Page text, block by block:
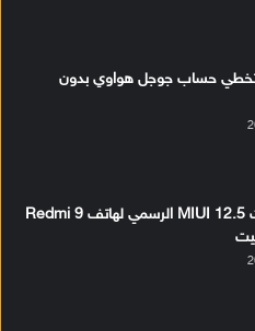
حساب جوجل هواوي بدون
تحميل تحديث MIUI 12.5 الرسمي لهاتف Redmi 9